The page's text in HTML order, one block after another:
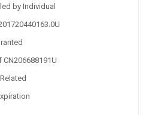
by Individual